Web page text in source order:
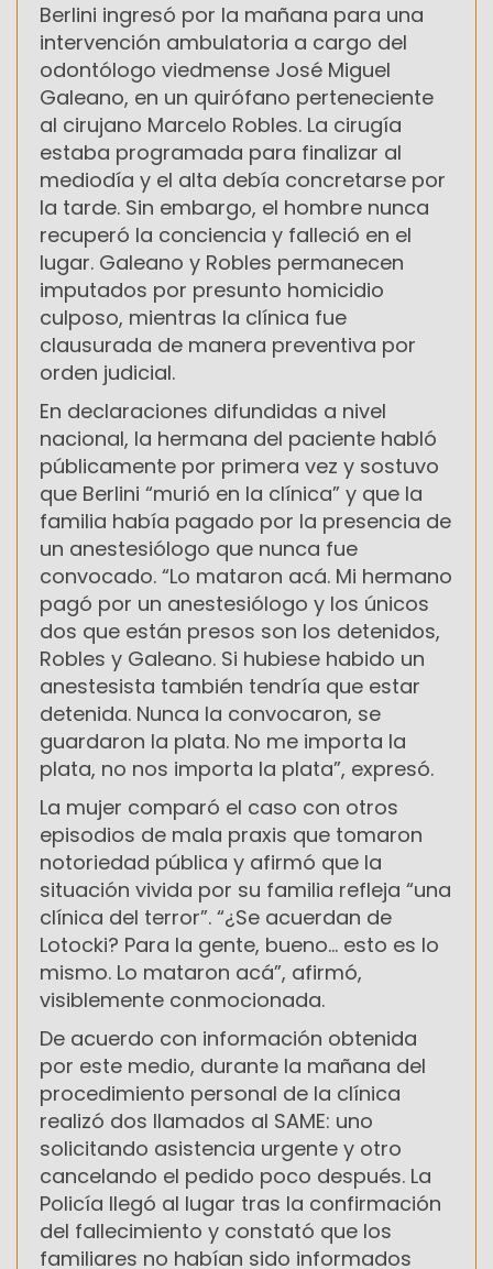
Berlini ingresó por la mañana para una
intervención ambulatoria a cargo del
odontólogo viedmense José Miguel
Galeano, en un quirófano perteneciente
al cirujano Marcelo Robles. La cirugía
estaba programada para finalizar al
mediodía y el alta debía concretarse por
la tarde. Sin embargo, el hombre nunca
recuperó la conciencia y falleció en el
lugar. Galeano y Robles permanecen
imputados por presunto homicidio
culposo, mientras la clínica fue
clausurada de manera preventiva por
orden judicial.
En declaraciones difundidas a nivel
nacional, la hermana del paciente habló
públicamente por primera vez y sostuvo
que Berlini “murió en la clínica” y que la
familia había pagado por la presencia de
un anestesiólogo que nunca fue
convocado. “Lo mataron acá. Mi hermano
pagó por un anestesiólogo y los únicos
dos que están presos son los detenidos,
Robles y Galeano. Si hubiese habido un
anestesista también tendría que estar
detenida. Nunca la convocaron, se
guardaron la plata. No me importa la
plata, no nos importa la plata”, expresó.
La mujer comparó el caso con otros
episodios de mala praxis que tomaron
notoriedad pública y afirmó que la
situación vivida por su familia refleja “una
clínica del terror”. “¿Se acuerdan de
Lotocki? Para la gente, bueno… esto es lo
mismo. Lo mataron acá”, afirmó,
visiblemente conmocionada.
De acuerdo con información obtenida
por este medio, durante la mañana del
procedimiento personal de la clínica
realizó dos llamados al SAME: uno
solicitando asistencia urgente y otro
cancelando el pedido poco después. La
Policía llegó al lugar tras la confirmación
del fallecimiento y constató que los
familiares no habían sido informados